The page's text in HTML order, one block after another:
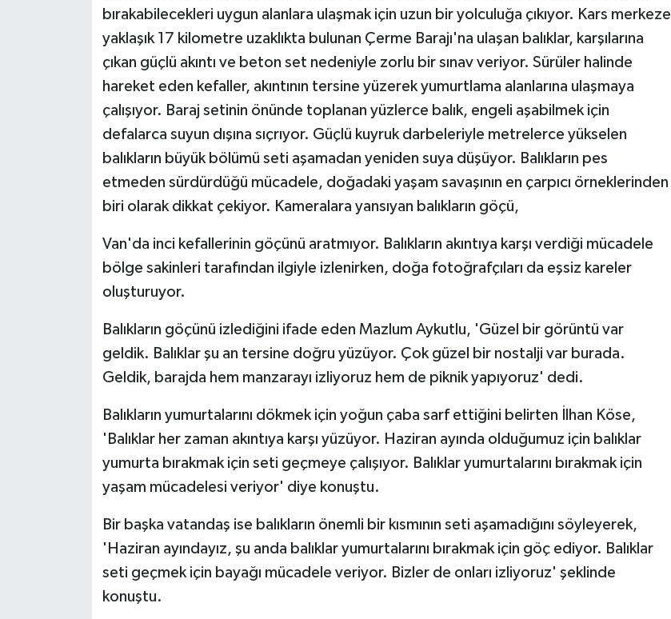
bırakabilecekleri uygun alanlara ulaşmak için uzun bir yolculuğa çıkıyor. Kars merkeze
yaklaşık 17 kilometre uzaklıkta bulunan Çerme Barajı'na ulaşan balıklar, karşılarına
çıkan güçlü akıntı ve beton set nedeniyle zorlu bir sınav veriyor. Sürüler halinde
hareket eden kefaller, akıntının tersine yüzerek yumurtlama alanlarına ulaşmaya
çalışıyor. Baraj setinin önünde toplanan yüzlerce balık, engeli aşabilmek için
defalarca suyun dışına sıçrıyor. Güçlü kuyruk darbeleriyle metrelerce yükselen
balıkların büyük bölümü seti aşamadan yeniden suya düşüyor. Balıkların pes
etmeden sürdürdüğü mücadele, doğadaki yaşam savaşının en çarpıcı örneklerinden
biri olarak dikkat çekiyor. Kameralara yansıyan balıkların göçü,
Van'da inci kefallerinin göçünü aratmıyor. Balıkların akıntıya karşı verdiği mücadele
bölge sakinleri tarafından ilgiyle izlenirken, doğa fotoğrafçıları da eşsiz kareler
oluşturuyor.
Balıkların göçünü izlediğini ifade eden Mazlum Aykutlu, 'Güzel bir görüntü var
geldik. Balıklar şu an tersine doğru yüzüyor. Çok güzel bir nostalji var burada.
Geldik, barajda hem manzarayı izliyoruz hem de piknik yapıyoruz' dedi.
Balıkların yumurtalarını dökmek için yoğun çaba sarf ettiğini belirten İlhan Köse,
'Balıklar her zaman akıntıya karşı yüzüyor. Haziran ayında olduğumuz için balıklar
yumurta bırakmak için seti geçmeye çalışıyor. Balıklar yumurtalarını bırakmak için
yaşam mücadelesi veriyor' diye konuştu.
Bir başka vatandaş ise balıkların önemli bir kısmının seti aşamadığını söyleyerek,
'Haziran ayındayız, şu anda balıklar yumurtalarını bırakmak için göç ediyor. Balıklar
seti geçmek için bayağı mücadele veriyor. Bizler de onları izliyoruz' şeklinde
konuştu.